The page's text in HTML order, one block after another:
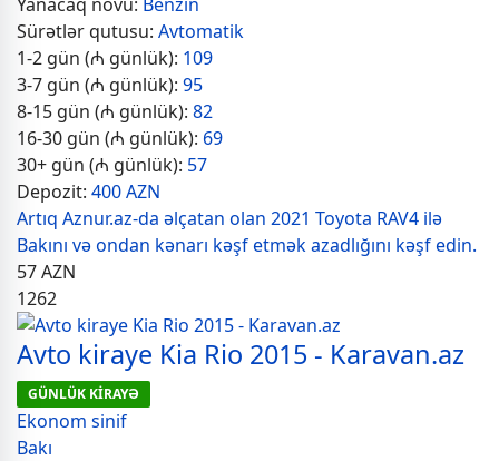
Sürətlər qutusu: Avtomatik
1-2 gün (₼ günlük): 109
3-7 gün (₼ günlük): 95
8-15 gün (₼ günlük): 82
16-30 gün (₼ günlük): 69
30+ gün (₼ günlük): 57
Depozit: 400 AZN
Artıq Aznur.az-da əlçatan olan 2021 Toyota RAV4 ilə
Bakını və ondan kənarı kəşf etmək azadlığını kəşf edin.
57AZN
1262
Avto kiraye Kia Rio 2015 - Karavan.az
GÜNLÜK KİRAYƏ
Ekonom sinif
Bakı